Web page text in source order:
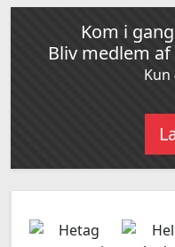
Kom i
Bliv medlem
Kun